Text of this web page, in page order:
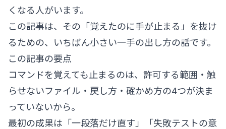
くなる人がいます。
この記事は、その「覚えたのに手が止まる」を抜け
るための、いちばん小さい一手の出し方の話です。
この記事の要点
コマンドを覚えても止まるのは、許可する範囲・触
らせないファイル・戻し方・確かめ方の4つが決ま
っていないから。
最初の成果は「一段落だけ直す」「失敗テストの意